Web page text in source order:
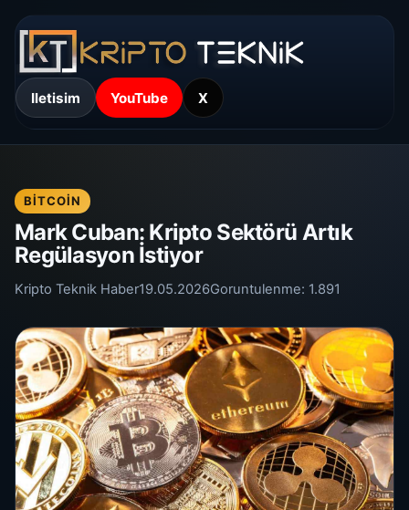
Iletisim YouTube X
BITCOIN
Mark Cuban: Kripto Sektörü Artık
Regülasyon İstiyor
Kripto Teknik Haber19.05.2026Goruntulenme: 1.891